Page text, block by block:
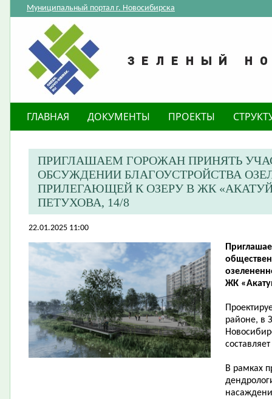
Муниципальный портал г. Новосибирска
ГЛАВНАЯ ДОКУМЕНТЫ ПРОЕКТЫ
ПРИГЛАШАЕМ ГОРОЖАН ПРИНЯТЬ
ОБСУЖДЕНИИ БЛАГОУСТРОЙСТВА
ПРИЛЕГАЮЩЕЙ К ОЗЕРУ В ЖК
ПЕТУХОВА, 14/8
22.01.2025 11:00
ЖК
районе, в
В рамках